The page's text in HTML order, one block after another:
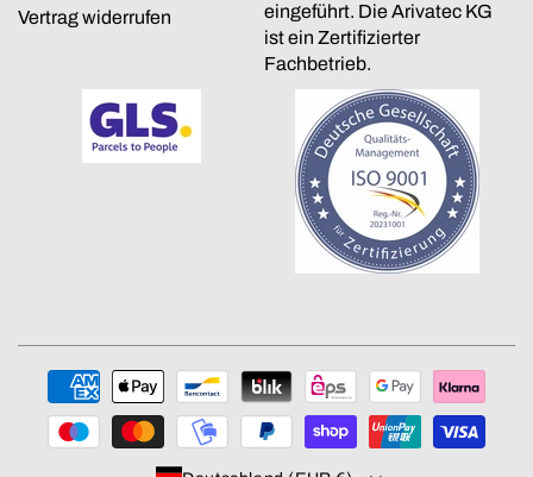
Vertrag widerrufen
eingeführt. Die Arivatec KG
ist ein Zertifizierter
Fachbetrieb.
Zahlungsmethoden